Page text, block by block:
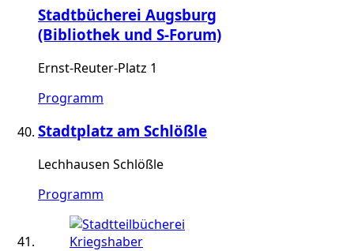
Stadtbücherei Augsburg
(Bibliothek und S-Forum)
Ernst-Reuter-Platz 1
Programm
Stadtplatz am Schlößle
Lechhausen Schlößle
Programm